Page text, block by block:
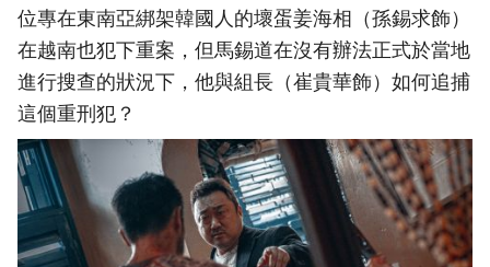
位專在東南亞綁架韓國人的壞蛋姜海相（孫錫求飾）
在越南也犯下重案，但馬錫道在沒有辦法正式於當地
進行搜查的狀況下，他與組長（崔貴華飾）如何追捕
這個重刑犯？